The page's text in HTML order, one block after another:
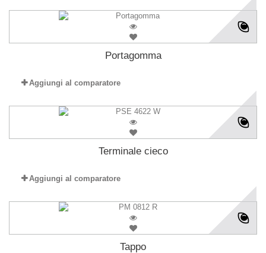
Portagomma
Aggiungi al comparatore
Terminale cieco
Aggiungi al comparatore
Tappo